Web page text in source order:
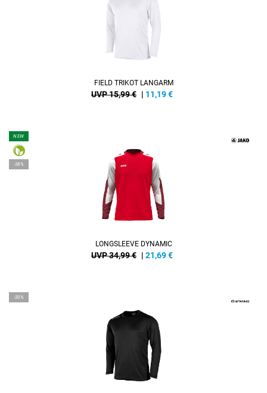
FIELD TRIKOT LANGARM
UVP 15,99 € | 11,19€
NEW
-38%
LONGSLEEVE DYNAMIC
UVP 34,99 € | 21,69€
-30%